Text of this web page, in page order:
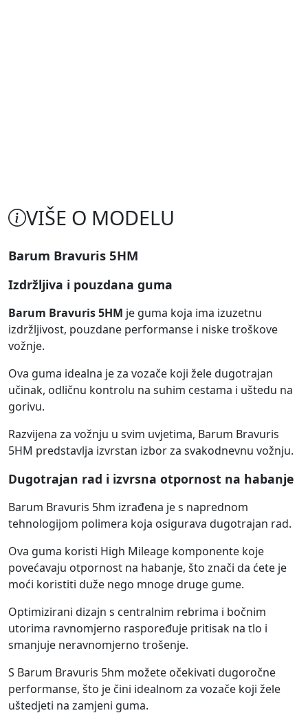
VIŠE O MODELU
Barum Bravuris 5HM
Izdržljiva i pouzdana guma
Barum Bravuris 5HM je guma koja ima izuzetnu
izdržljivost, pouzdane performanse i niske troškove
vožnje.
Ova guma idealna je za vozače koji žele dugotrajan
učinak, odličnu kontrolu na suhim cestama i uštedu na
gorivu.
Razvijena za vožnju u svim uvjetima, Barum Bravuris
5HM predstavlja izvrstan izbor za svakodnevnu vožnju.
Dugotrajan rad i izvrsna otpornost na habanje
Barum Bravuris 5hm izrađena je s naprednom
tehnologijom polimera koja osigurava dugotrajan rad.
Ova guma koristi High Mileage komponente koje
povećavaju otpornost na habanje, što znači da ćete je
moći koristiti duže nego mnoge druge gume.
Optimizirani dizajn s centralnim rebrima i bočnim
utorima ravnomjerno raspoređuje pritisak na tlo i
smanjuje neravnomjerno trošenje.
S Barum Bravuris 5hm možete očekivati dugoročne
performanse, što je čini idealnom za vozače koji žele
uštedjeti na zamjeni guma.